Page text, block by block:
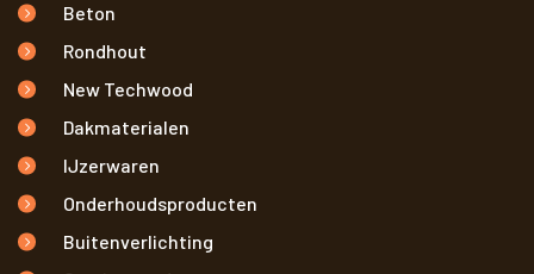
Beton
Rondhout
New Techwood
Dakmaterialen
IJzerwaren
Onderhoudsproducten
Buitenverlichting